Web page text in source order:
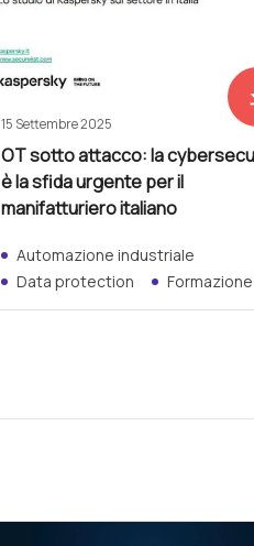
15 Settembre 2025
OT sotto attacco: la
è la sfida urgente per il
manifatturiero italiano
Automazione industriale
Data protection
Formazione